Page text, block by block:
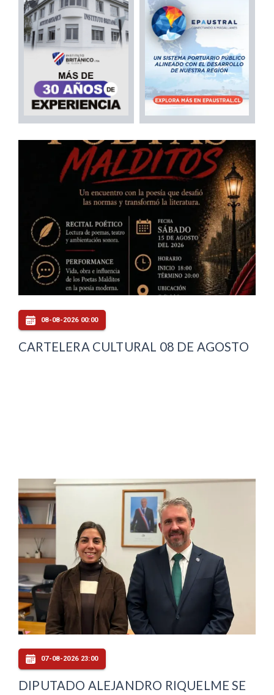
08-08-2026 00:00
CARTELERA CULTURAL 08 DE AGOSTO
07-08-2026 23:00
DIPUTADO ALEJANDRO RIQUELME SE